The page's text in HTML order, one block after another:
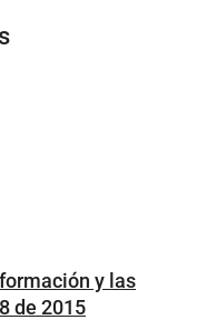
y las
de 2015